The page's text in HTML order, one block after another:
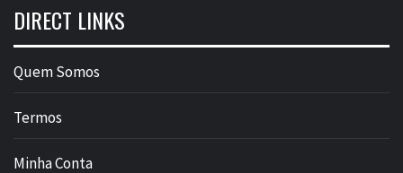
DIRECT LINKS
Quem Somos
Termos
Minha Conta